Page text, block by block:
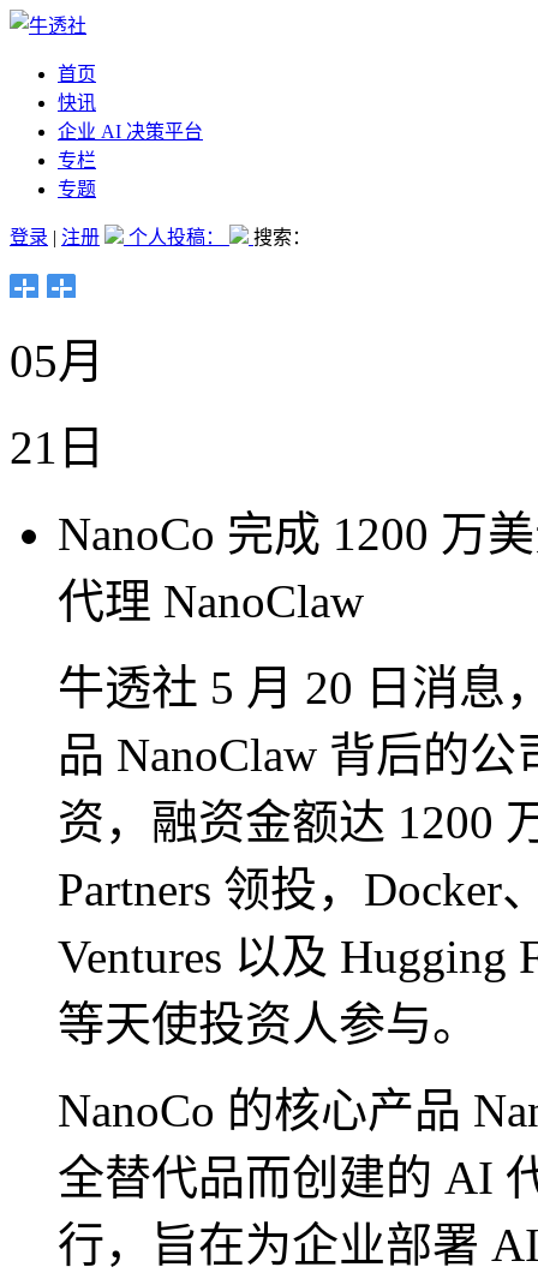
首页
快讯
企业 AI 决策平台
专栏
专题
登录 | 注册 个人投稿： 搜索：
05月
21日
NanoCo 完成 1200 万
代理 NanoClaw
牛透社 5 月 20 日消息
品 NanoClaw 背后的
资，融资金额达 1200
Partners 领投，Docker
Ventures 以及 Hugging
等天使投资人参与。
NanoCo 的核心产品
全替代品而创建的 AI
行，旨在为企业部署